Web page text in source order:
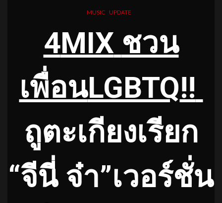
MUSIC UPDATE
4MIX ชวน
เพื่อนLGBTQ!!
ถูตะเกียงเรียก
“จีนี่ จ๋า”เวอร์ชั่น